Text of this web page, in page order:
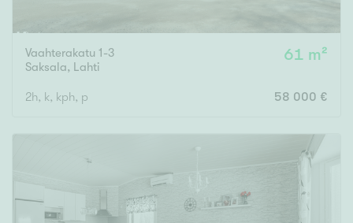
Vaahterakatu 1-3
Saksala, Lahti
61 m²
2h, k, kph, p 58 000 €